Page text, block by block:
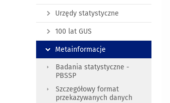
Urzędy statystyczne
100 lat GUS
Metainformacje
Badania statystyczne -
PBSSP
Szczegółowy format
przekazywanych danych